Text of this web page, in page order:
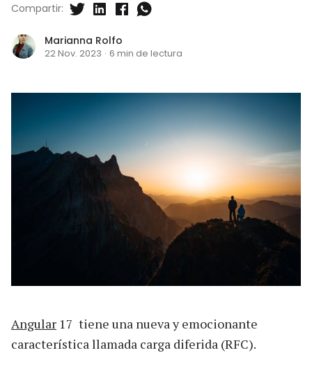
Marianna Rolfo
22 Nov. 2023 · 6 min de lectura
Compartir:
Angular 17 tiene una nueva y emocionante
característica llamada carga diferida (RFC).